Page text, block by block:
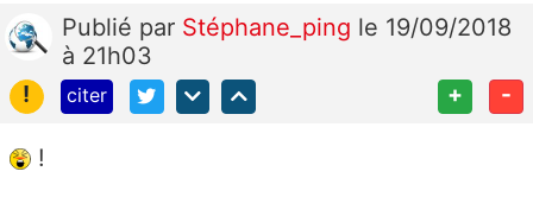
Publié par Stéphane_ping le 19/09/2018
à 21h03
!
citer + -
!